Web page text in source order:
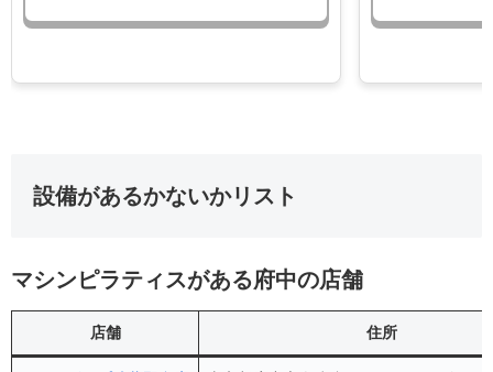
設備があるかないかリスト
マシンピラティスがある府中の店舗
店舗 住所